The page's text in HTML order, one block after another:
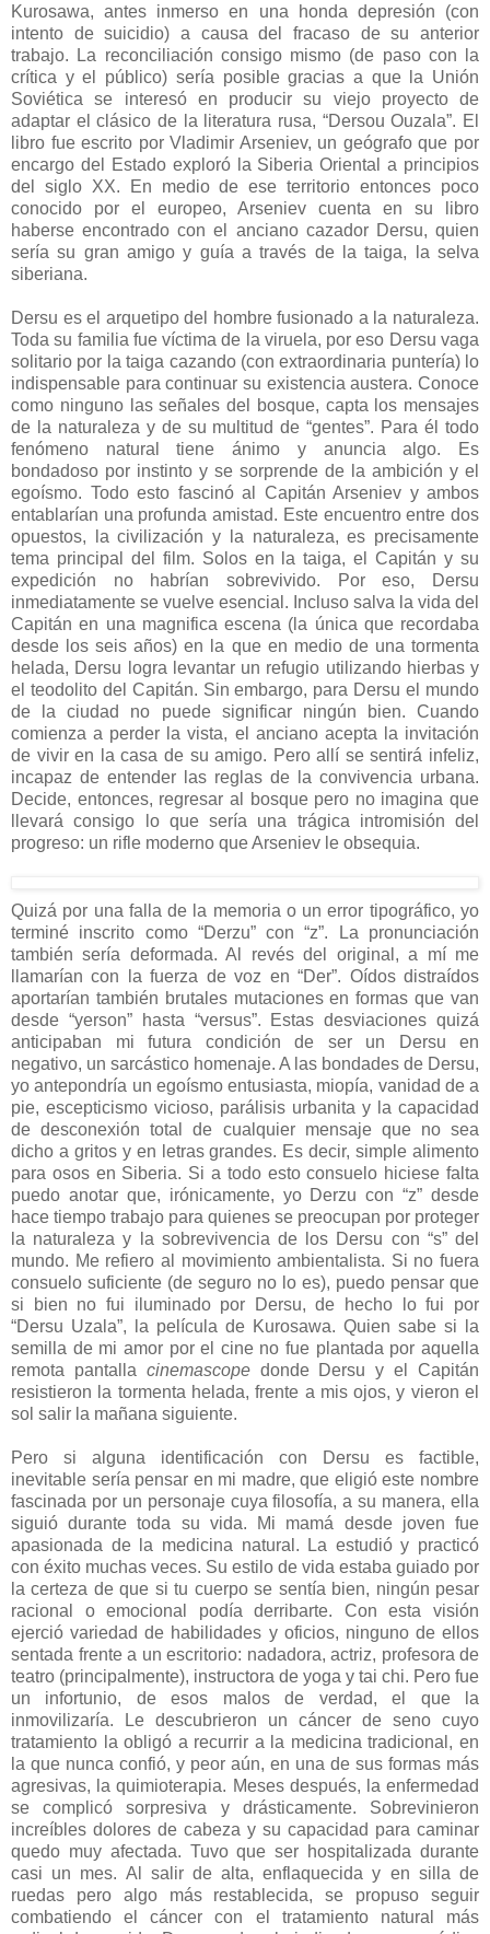
Kurosawa, antes inmerso en una honda depresión (con
intento de suicidio) a causa del fracaso de su anterior
trabajo. La reconciliación consigo mismo (de paso con la
crítica y el público) sería posible gracias a que la Unión
Soviética se interesó en producir su viejo proyecto de
adaptar el clásico de la literatura rusa, “Dersou Ouzala”. El
libro fue escrito por Vladimir Arseniev, un geógrafo que por
encargo del Estado exploró la Siberia Oriental a principios
del siglo XX. En medio de ese territorio entonces poco
conocido por el europeo, Arseniev cuenta en su libro
haberse encontrado con el anciano cazador Dersu, quien
sería su gran amigo y guía a través de la taiga, la selva
siberiana.
Dersu es el arquetipo del hombre fusionado a la naturaleza.
Toda su familia fue víctima de la viruela, por eso Dersu vaga
solitario por la taiga cazando (con extraordinaria puntería) lo
indispensable para continuar su existencia austera. Conoce
como ninguno las señales del bosque, capta los mensajes
de la naturaleza y de su multitud de “gentes”. Para él todo
fenómeno natural tiene ánimo y anuncia algo. Es
bondadoso por instinto y se sorprende de la ambición y el
egoísmo. Todo esto fascinó al Capitán Arseniev y ambos
entablarían una profunda amistad. Este encuentro entre dos
opuestos, la civilización y la naturaleza, es precisamente
tema principal del film. Solos en la taiga, el Capitán y su
expedición no habrían sobrevivido. Por eso, Dersu
inmediatamente se vuelve esencial. Incluso salva la vida del
Capitán en una magnifica escena (la única que recordaba
desde los seis años) en la que en medio de una tormenta
helada, Dersu logra levantar un refugio utilizando hierbas y
el teodolito del Capitán. Sin embargo, para Dersu el mundo
de la ciudad no puede significar ningún bien. Cuando
comienza a perder la vista, el anciano acepta la invitación
de vivir en la casa de su amigo. Pero allí se sentirá infeliz,
incapaz de entender las reglas de la convivencia urbana.
Decide, entonces, regresar al bosque pero no imagina que
llevará consigo lo que sería una trágica intromisión del
progreso: un rifle moderno que Arseniev le obsequia.
Quizá por una falla de la memoria o un error tipográfico, yo
terminé inscrito como “Derzu” con “z”. La pronunciación
también sería deformada. Al revés del original, a mí me
llamarían con la fuerza de voz en “Der”. Oídos distraídos
aportarían también brutales mutaciones en formas que van
desde “yerson” hasta “versus”. Estas desviaciones quizá
anticipaban mi futura condición de ser un Dersu en
negativo, un sarcástico homenaje. A las bondades de Dersu,
yo antepondría un egoísmo entusiasta, miopía, vanidad de a
pie, escepticismo vicioso, parálisis urbanita y la capacidad
de desconexión total de cualquier mensaje que no sea
dicho a gritos y en letras grandes. Es decir, simple alimento
para osos en Siberia. Si a todo esto consuelo hiciese falta
puedo anotar que, irónicamente, yo Derzu con “z” desde
hace tiempo trabajo para quienes se preocupan por proteger
la naturaleza y la sobrevivencia de los Dersu con “s” del
mundo. Me refiero al movimiento ambientalista. Si no fuera
consuelo suficiente (de seguro no lo es), puedo pensar que
si bien no fui iluminado por Dersu, de hecho lo fui por
“Dersu Uzala”, la película de Kurosawa. Quien sabe si la
semilla de mi amor por el cine no fue plantada por aquella
remota pantalla cinemascopedonde Dersu y el Capitán
resistieron la tormenta helada, frente a mis ojos, y vieron el
sol salir la mañana siguiente.
Pero si alguna identificación con Dersu es factible,
inevitable sería pensar en mi madre, que eligió este nombre
fascinada por un personaje cuya filosofía, a su manera, ella
siguió durante toda su vida. Mi mamá desde joven fue
apasionada de la medicina natural. La estudió y practicó
con éxito muchas veces. Su estilo de vida estaba guiado por
la certeza de que si tu cuerpo se sentía bien, ningún pesar
racional o emocional podía derribarte. Con esta visión
ejerció variedad de habilidades y oficios, ninguno de ellos
sentada frente a un escritorio: nadadora, actriz, profesora de
teatro (principalmente), instructora de yoga y tai chi. Pero fue
un infortunio, de esos malos de verdad, el que la
inmovilizaría. Le descubrieron un cáncer de seno cuyo
tratamiento la obligó a recurrir a la medicina tradicional, en
la que nunca confió, y peor aún, en una de sus formas más
agresivas, la quimioterapia. Meses después, la enfermedad
se complicó sorpresiva y drásticamente. Sobrevinieron
increíbles dolores de cabeza y su capacidad para caminar
quedo muy afectada. Tuvo que ser hospitalizada durante
casi un mes. Al salir de alta, enflaquecida y en silla de
ruedas pero algo más restablecida, se propuso seguir
combatiendo el cáncer con el tratamiento natural más